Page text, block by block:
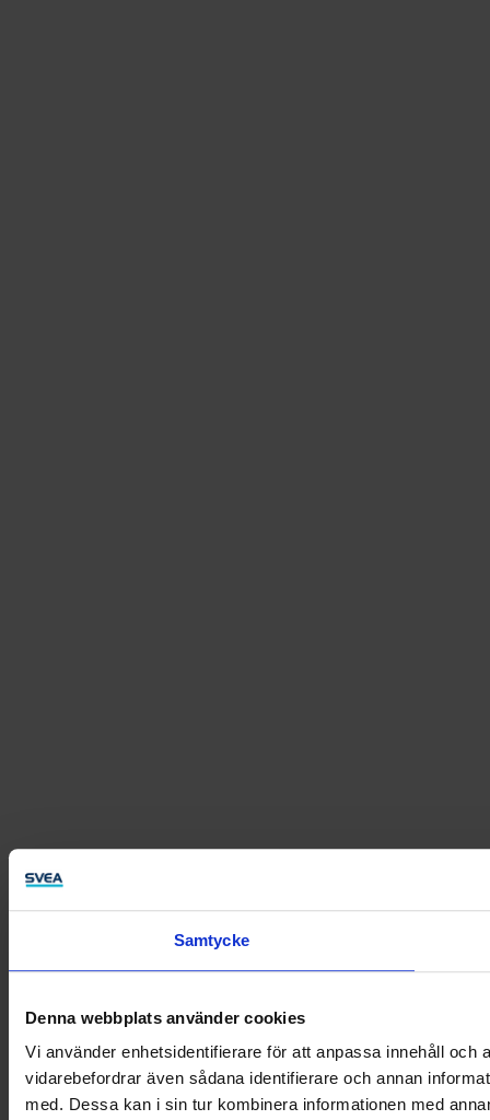
Samtycke
Denna webbplats använder cookies
Vi använder enhetsidentifierare för att anpassa innehåll
vidarebefordrar även sådana identifierare och annan
med. Dessa kan i sin tur kombinera informationen med